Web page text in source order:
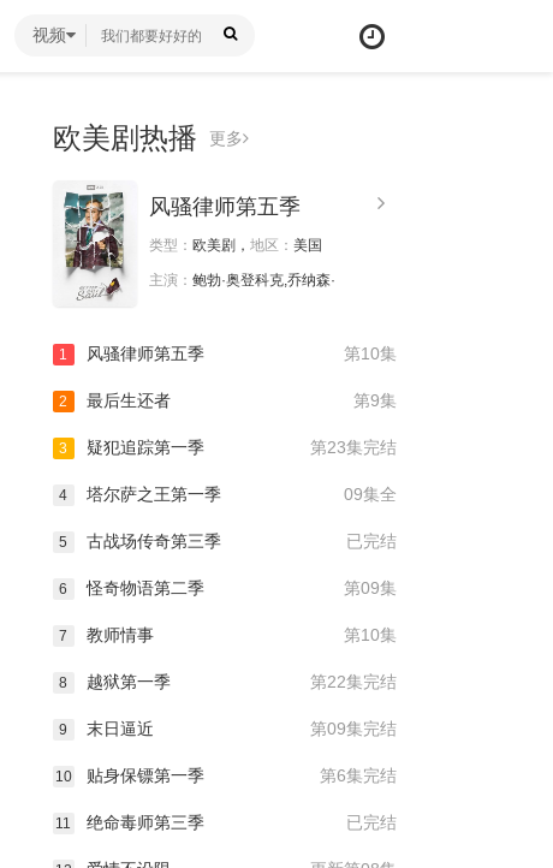
视频
欧美剧热播 更多
风骚律师第五季
类型： 欧美剧， 地区： 美国
主演： 鲍勃·奥登科克,乔纳森·
第10集
1 风骚律师第五季
第9集
2 最后生还者
第23集完结
3 疑犯追踪第一季
09集全
4 塔尔萨之王第一季
已完结
5 古战场传奇第三季
第09集
6 怪奇物语第二季
第10集
7 教师情事
第22集完结
8 越狱第一季
第09集完结
9 末日逼近
第6集完结
10 贴身保镖第一季
已完结
11 绝命毒师第三季